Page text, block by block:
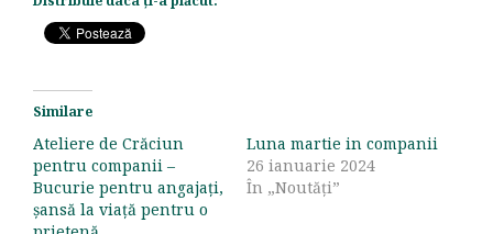
Similare
Ateliere de Crăciun
pentru companii –
Bucurie pentru angajați,
șansă la viață pentru o
Luna martie in companii
26 ianuarie 2024
În „Noutăți”